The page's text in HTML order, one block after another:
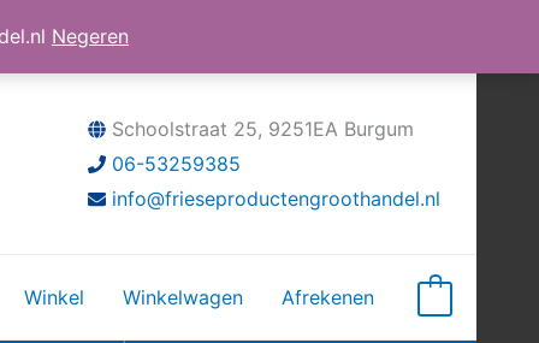
Negeren
Schoolstraat 25, 9251EA Burgum
06-53259385
info@frieseproductengroothandel.nl
Winkel Winkelwagen Afrekenen